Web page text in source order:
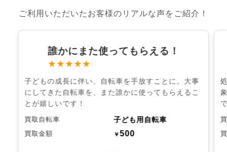
ご利用いただいたお客様のリアルな声をご紹介！
誰かにまた使ってもらえる！
★★★★★
子どもの成長に伴い、自転車を手放すことに。大事
にしてきた自転車を、また誰かに使ってもらえるこ
とが嬉しいです！
買取自転車 子ども用自転車
買取金額 ￥500